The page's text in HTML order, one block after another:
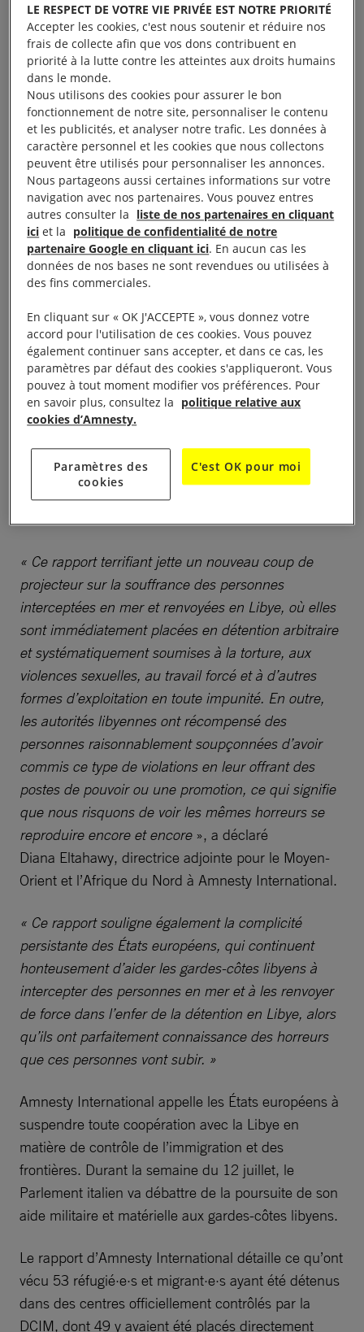
réfugiées et migrantes débarquées en Libye(seuls le
résumé et les recommandations ont été traduits en
français) révèle que les violations commises depuis
une décennie contre les personnes réfugiées et
migrantes se sont poursuivies sans relâche dans les
centres de détention libyens durant les six premiers
mois de 2021, malgré les engagements répétés à y
mettre un terme.
Ce rapport constate également que, depuis la fin de
l’année 2020, la Direction de la lutte contre la
migration illégale (DCIM), qui relève du ministère de
l’Intérieur, a légitimé les violations en intégrant en
son sein deux nouveaux centres de détention où des
centaines de réfugié·e·s et de migrant·e·s avaient
été soumis les années précédentes à des
disparitions forcées aux mains de milices. Des
personnes ayant survécu ont raconté que, dans l’un
de ces centres nouvellement rebaptisés, les
gardiens violaient les femmes et les soumettaient à
d’autres violences sexuelles, les contraignant
notamment à des rapports sexuels en échange de
« Ce rapport terrifiant jette un nouveau coup de
projecteur sur la souffrance des personnes
interceptées en mer et renvoyées en Libye, où elles
sont immédiatement placées en détention arbitraire
et systématiquement soumises à la torture, aux
violences sexuelles, au travail forcé et à d’autres
formes d’exploitation en toute impunité. En outre,
les autorités libyennes ont récompensé des
personnes raisonnablement soupçonnées d’avoir
commis ce type de violations en leur offrant des
postes de pouvoir ou une promotion, ce qui signifie
que nous risquons de voir les mêmes horreurs se
reproduire encore et encore», a déclaré
Diana Eltahawy, directrice adjointe pour le Moyen-
Orient et l’Afrique du Nord à Amnesty International.
« Ce rapport souligne également la complicité
persistante des États européens, qui continuent
honteusement d’aider les gardes-côtes libyens à
intercepter des personnes en mer et à les renvoyer
de force dans l’enfer de la détention en Libye, alors
qu’ils ont parfaitement connaissance des horreurs
que ces personnes vont subir. »
Amnesty International appelle les États européens à
suspendre toute coopération avec la Libye en
matière de contrôle de l’immigration et des
frontières. Durant la semaine du 12 juillet, le
Parlement italien va débattre de la poursuite de son
aide militaire et matérielle aux gardes-côtes libyens.
Le rapport d’Amnesty International détaille ce qu’ont
vécu 53 réfugié·e·s et migrant·e·s ayant été détenus
dans des centres officiellement contrôlés par la
DCIM, dont 49 y avaient été placés directement
LE RESPECT DE VOTRE VIE PRIVÉE EST NOTRE PRIORITÉ
Accepter les cookies, c'est nous soutenir et réduire nos
frais de collecte afin que vos dons contribuent en
priorité à la lutte contre les atteintes aux droits humains
dans le monde.
Nous utilisons des cookies pour assurer le bon
fonctionnement de notre site, personnaliser le contenu
et les publicités, et analyser notre trafic. Les données à
caractère personnel et les cookies que nous collectons
peuvent être utilisés pour personnaliser les annonces.
Nous partageons aussi certaines informations sur votre
navigation avec nos partenaires. Vous pouvez entres
autres consulter la liste de nos partenaires en cliquant
ici et la politique de confidentialité de notre
partenaire Google en cliquant ici. En aucun cas les
données de nos bases ne sont revendues ou utilisées à
des fins commerciales.
En cliquant sur « OK J'ACCEPTE », vous donnez votre
accord pour l'utilisation de ces cookies. Vous pouvez
également continuer sans accepter, et dans ce cas, les
paramètres par défaut des cookies s'appliqueront. Vous
pouvez à tout moment modifier vos préférences. Pour
en savoir plus, consultez la politique relative aux
cookies d’Amnesty.
Paramètres des
cookies
C'est OK pour moi